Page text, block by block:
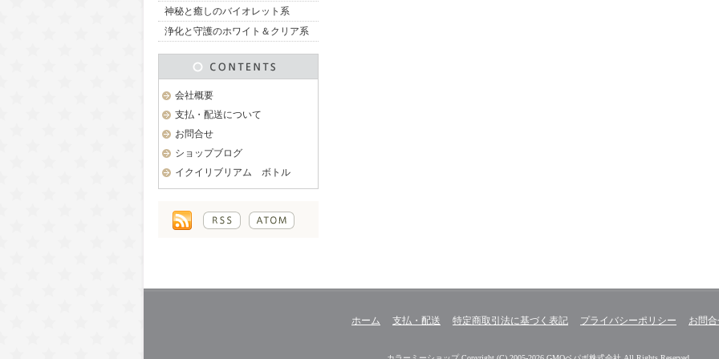
神秘と癒しのバイオレット系
浄化と守護のホワイト＆クリア系
会社概要
支払・配送について
お問合せ
ショップブログ
イクイリブリアム ボトル
ホーム 支払・配送 特定商取引法に基づく表記 プライバシーポリシー お問